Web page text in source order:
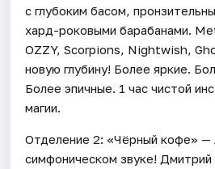
с глубоким басом,
хард-роковыми барабанами.
OZZY, Scorpions, Nightwish,
новую глубину! Более яркие.
Более эпичные. 1 час чистой
магии.
Отделение 2: «Чёрный кофе» —
симфоническом звуке! Дмитрий